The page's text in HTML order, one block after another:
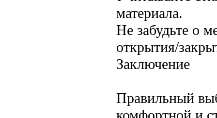
материала.
Не забудьте о
открытия/
Заключение
Правильный